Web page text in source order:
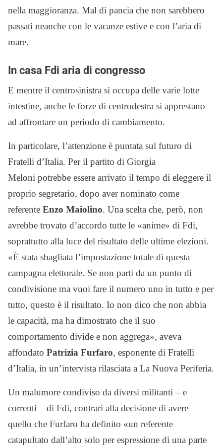
nella maggioranza. Mal di pancia che non sarebbero
passati neanche con le vacanze estive e con l’aria di
mare.
In casa Fdi aria di congresso
E mentre il centrosinistra si occupa delle varie lotte
intestine, anche le forze di centrodestra si apprestano
ad affrontare un periodo di cambiamento.
In particolare, l’attenzione è puntata sul futuro di
Fratelli d’Italia. Per il partito di Giorgia
Meloni potrebbe essere arrivato il tempo di eleggere il
proprio segretario, dopo aver nominato come
referente Enzo Maiolino. Una scelta che, però, non
avrebbe trovato d’accordo tutte le «anime» di Fdi,
soprattutto alla luce del risultato delle ultime elezioni.
«È stata sbagliata l’impostazione totale di questa
campagna elettorale. Se non parti da un punto di
condivisione ma vuoi fare il numero uno in tutto e per
tutto, questo è il risultato. Io non dico che non abbia
le capacità, ma ha dimostrato che il suo
comportamento divide e non aggrega», aveva
affondato Patrizia Furfaro, esponente di Fratelli
d’Italia, in un’intervista rilasciata a La Nuova Periferia.
Un malumore condiviso da diversi militanti – e
correnti – di Fdi, contrari alla decisione di avere
quello che Furfaro ha definito «un referente
catapultato dall’alto solo per espressione di una parte